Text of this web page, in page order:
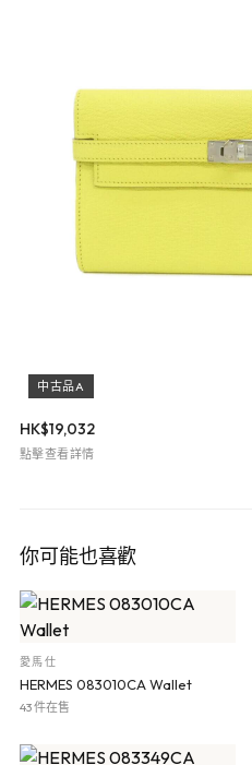
中古品A
HK$19,032
點擊查看詳情
你可能也喜歡
愛馬仕
HERMES 083010CA Wallet
43 件在售